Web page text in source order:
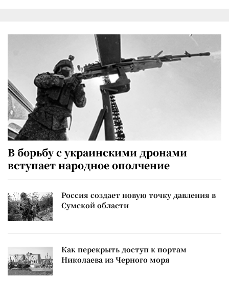
В борьбу с украинскими дронами
вступает народное ополчение
Россия создает новую точку давления в
Сумской области
Как перекрыть доступ к портам
Николаева из Черного моря